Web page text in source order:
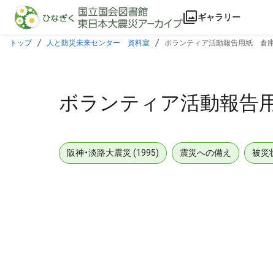
本文に飛ぶ
ギャラリー
トップ 人と防災未来センター 資料室 ボランティア活動報告用紙 倉
ボランティア活動報
阪神・淡路大震災 (1995) 震災への備え 被災